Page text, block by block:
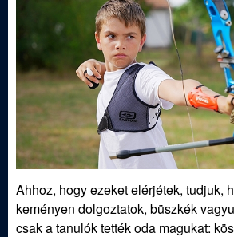
z
E
g
y
e
Ahhoz, hogy ezeket elérjétek, tudjuk,
keményen dolgoztatok, büszkék
csak a tanulók tették oda magukat: